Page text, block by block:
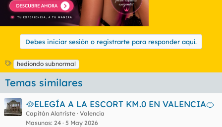
Debes iniciar sesión o registrarte para responder aquí.
E
t
i
q
u
e
t
hediondo subnormal
Temas similares
🥘ELEGÍA A LA ESCORT KM.0 EN VALENCIA🍊
Capitán Alatriste Valencia
Masunos 24 5 May 2026